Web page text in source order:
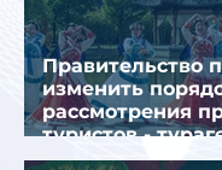
Правительство
изменить
рассмотрения
туристов -
ударом!